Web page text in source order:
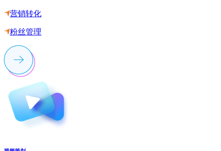
营销转化
粉丝管理